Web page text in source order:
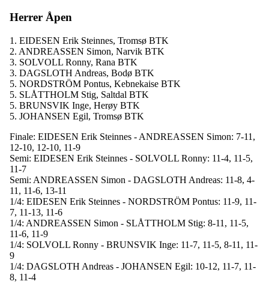
Herrer Åpen
1. EIDESEN Erik Steinnes, Tromsø BTK
2. ANDREASSEN Simon, Narvik BTK
3. SOLVOLL Ronny, Rana BTK
3. DAGSLOTH Andreas, Bodø BTK
5. NORDSTRÖM Pontus, Kebnekaise BTK
5. SLÅTTHOLM Stig, Saltdal BTK
5. BRUNSVIK Inge, Herøy BTK
5. JOHANSEN Egil, Tromsø BTK
Finale: EIDESEN Erik Steinnes - ANDREASSEN Simon: 7-11,
12-10, 12-10, 11-9
Semi: EIDESEN Erik Steinnes - SOLVOLL Ronny: 11-4, 11-5,
11-7
Semi: ANDREASSEN Simon - DAGSLOTH Andreas: 11-8, 4-
11, 11-6, 13-11
1/4: EIDESEN Erik Steinnes - NORDSTRÖM Pontus: 11-9, 11-
7, 11-13, 11-6
1/4: ANDREASSEN Simon - SLÅTTHOLM Stig: 8-11, 11-5,
11-6, 11-9
1/4: SOLVOLL Ronny - BRUNSVIK Inge: 11-7, 11-5, 8-11, 11-
9
1/4: DAGSLOTH Andreas - JOHANSEN Egil: 10-12, 11-7, 11-
8, 11-4